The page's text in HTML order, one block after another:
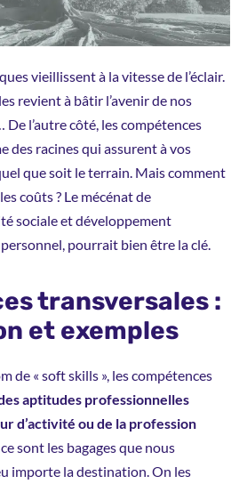
vieillissent à la vitesse de l’éclair.
revient à bâtir l’avenir de nos
l’autre côté, les compétences
des racines qui assurent à vos
que soit le terrain. Mais comment
coûts ? Le mécénat de
sociale et développement
pourrait bien être la clé.
transversales :
et exemples
de « soft skills », les compétences
aptitudes professionnelles
d’activité ou de la profession
sont les bagages que nous
importe la destination. On les